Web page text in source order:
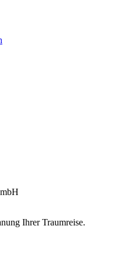
Ihrer Traumreise.